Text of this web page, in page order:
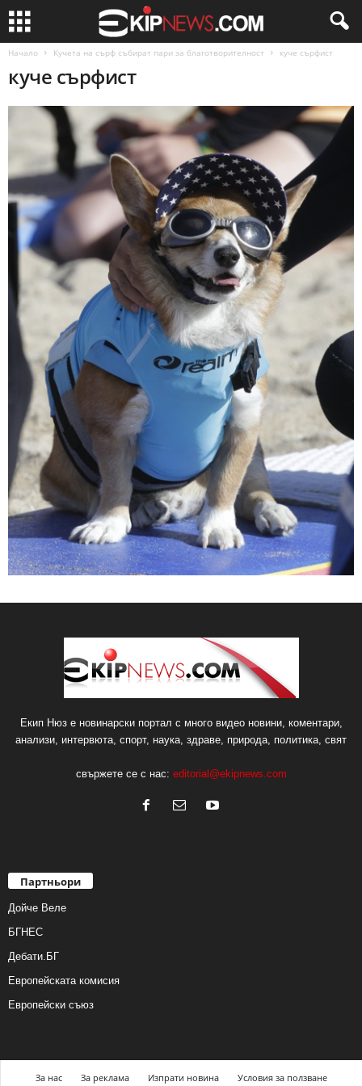
Начало Кучета на сърф събират пари за благотворителност куче сърфист
куче сърфист
Екип Нюз е новинарски портал с много видео новини, коментари,
анализи, интервюта, спорт, наука, здраве, природа, политика, свят
свържете се с нас: editorial@ekipnews.com
Партньори
Дойче Веле
БГНЕС
Дебати.БГ
Европейската комисия
Европейски съюз
За нас За реклама Изпрати новина Условия за ползване